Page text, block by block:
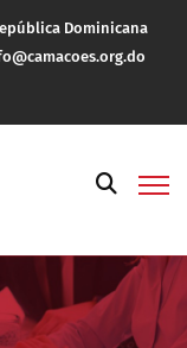
Dominicana